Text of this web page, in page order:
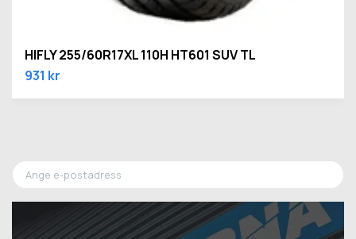
HIFLY 255/60R17XL 110H HT601 SUV TL
931 kr